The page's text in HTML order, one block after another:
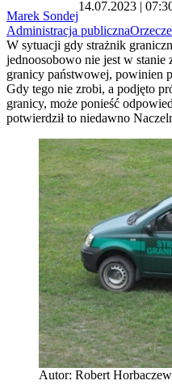
Marek Sondej
14.07.2023 |
Administracja publiczna
W sytuacji gdy strażnik
jednoosobowo nie jest w
granicy państwowej, powinien
Gdy tego nie zrobi, a podjęto
granicy, może ponieść
potwierdził to niedawno
Autor: Robert